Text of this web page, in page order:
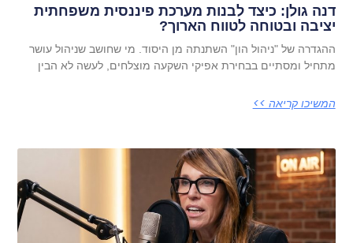
דנה גולן: כיצד לבנות מערכת פיננסית משפחתית
יציבה ובטוחה לטווח הארוך?
ההגדרה של "ניהול הון" השתנתה מן היסוד. מי שחושב שניהול עושר
מתחיל ומסתיים בבחירת אפיקי השקעה מוצלחים, לעשה לא הבין
המשיכו קריאה >>